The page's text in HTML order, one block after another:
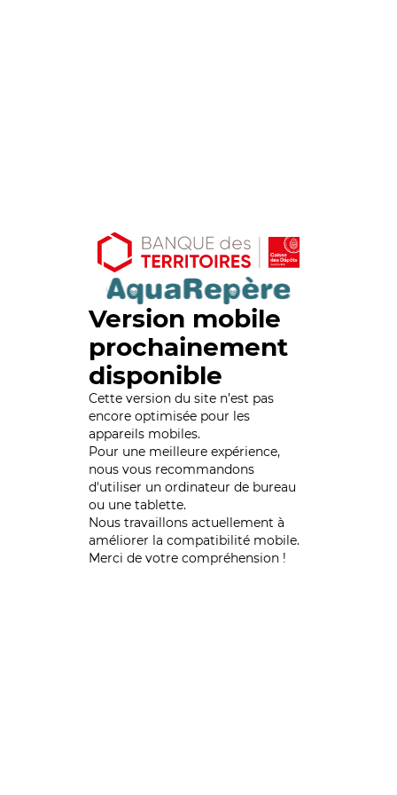
Version mobile
prochainement
disponible
Cette version du site n’est pas
encore optimisée pour les
appareils mobiles.
Pour une meilleure expérience,
nous vous recommandons
d'utiliser un ordinateur de bureau
ou une tablette.
Nous travaillons actuellement à
améliorer la compatibilité mobile.
Merci de votre compréhension !